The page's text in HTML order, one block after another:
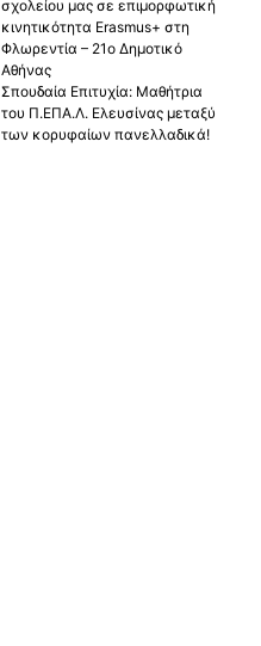
σχολείου μας σε επιμορφωτική
κινητικότητα Erasmus+ στη
Φλωρεντία – 21ο Δημοτικό
Αθήνας
Σπουδαία Επιτυχία: Μαθήτρια
του Π.ΕΠΑ.Λ. Ελευσίνας μεταξύ
των κορυφαίων πανελλαδικά!